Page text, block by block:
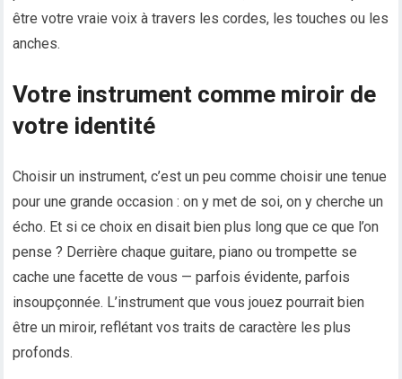
être votre vraie voix à travers les cordes, les touches ou les
anches.
Votre instrument comme miroir de
votre identité
Choisir un instrument, c’est un peu comme choisir une tenue
pour une grande occasion : on y met de soi, on y cherche un
écho. Et si ce choix en disait bien plus long que ce que l’on
pense ? Derrière chaque guitare, piano ou trompette se
cache une facette de vous — parfois évidente, parfois
insoupçonnée. L’instrument que vous jouez pourrait bien
être un miroir, reflétant vos traits de caractère les plus
profonds.